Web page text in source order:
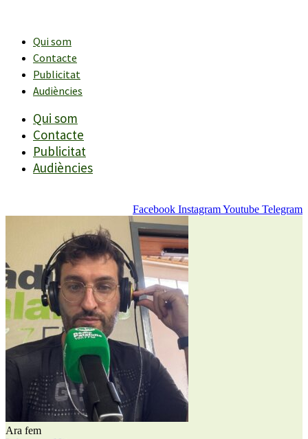
contingutQui som
Contacte
Publicitat
Audiències
Qui som
Contacte
Publicitat
Audiències
Facebook InstagramYoutube Telegram
Ara fem